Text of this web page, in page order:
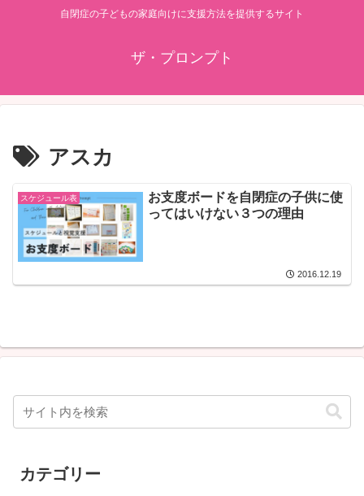
自閉症の子どもの家庭向けに支援方法を提供するサイト
ザ・プロンプト
アスカ
スケジュール表
お支度ボードを自閉症の子供に使
ってはいけない３つの理由
2016.12.19
カテゴリー